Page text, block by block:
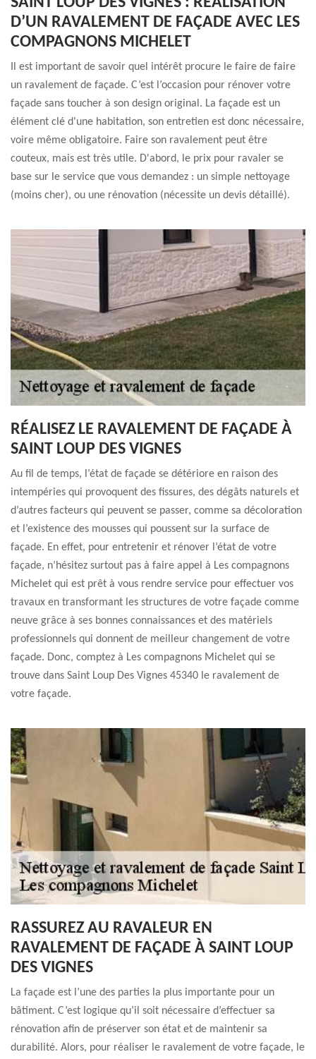
D’UN RAVALEMENT DE FAÇADE AVEC LES
COMPAGNONS MICHELET
Il est important de savoir quel intérêt procure le faire de faire
un ravalement de façade. C’est l’occasion pour rénover votre
façade sans toucher à son design original. La façade est un
élément clé d'une habitation, son entretien est donc nécessaire,
voire même obligatoire. Faire son ravalement peut être
couteux, mais est très utile. D'abord, le prix pour ravaler se
base sur le service que vous demandez : un simple nettoyage
(moins cher), ou une rénovation (nécessite un devis détaillé).
RÉALISEZ LE RAVALEMENT DE FAÇADE À
SAINT LOUP DES VIGNES
Au fil de temps, l’état de façade se détériore en raison des
intempéries qui provoquent des fissures, des dégâts naturels et
d’autres facteurs qui peuvent se passer, comme sa décoloration
et l’existence des mousses qui poussent sur la surface de
façade. En effet, pour entretenir et rénover l’état de votre
façade, n’hésitez surtout pas à faire appel à Les compagnons
Michelet qui est prêt à vous rendre service pour effectuer vos
travaux en transformant les structures de votre façade comme
neuve grâce à ses bonnes connaissances et des matériels
professionnels qui donnent de meilleur changement de votre
façade. Donc, comptez à Les compagnons Michelet qui se
trouve dans Saint Loup Des Vignes 45340 le ravalement de
votre façade.
RASSUREZ AU RAVALEUR EN
RAVALEMENT DE FAÇADE À SAINT LOUP
DES VIGNES
La façade est l’une des parties la plus importante pour un
bâtiment. C’est logique qu’il soit nécessaire d’effectuer sa
rénovation afin de préserver son état et de maintenir sa
durabilité. Alors, pour réaliser le ravalement de votre façade, le